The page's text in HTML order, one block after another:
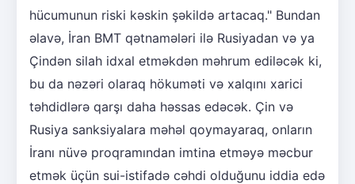
hücumunun riski kəskin şəkildə artacaq." Bundan
əlavə, İran BMT qətnamələri ilə Rusiyadan və ya
Çindən silah idxal etməkdən məhrum ediləcək ki,
bu da nəzəri olaraq hökuməti və xalqını xarici
təhdidlərə qarşı daha həssas edəcək. Çin və
Rusiya sanksiyalara məhəl qoymayaraq, onların
İranı nüvə proqramından imtina etməyə məcbur
etmək üçün sui-istifadə cəhdi olduğunu iddia edə